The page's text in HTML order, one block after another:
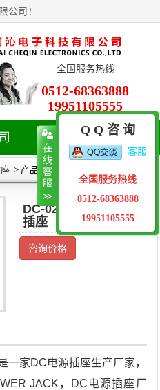
公司 !
全国服务热线
0512-68363888
19951105555
航
单
> 产品详情
DC-022D DC电源
插座
咨询价格
一家DC电源插座生产厂家，
JACK，DC电源插座厂
Q Q 咨 询
客服
全国服务热线
0512-68363888
19951105555